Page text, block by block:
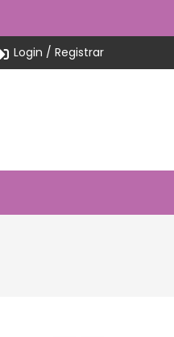
Login / Registrar